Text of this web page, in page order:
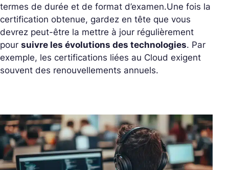
termes de durée et de format d’examen.Une fois la
certification obtenue, gardez en tête que vous
devrez peut-être la mettre à jour régulièrement
pour suivre les évolutions des technologies. Par
exemple, les certifications liées au Cloud exigent
souvent des renouvellements annuels.